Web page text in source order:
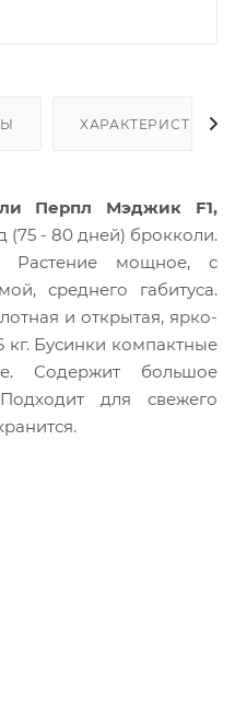
ХАРАКТЕРИСТИКИ
Перпл Мэджик F1,
(75 - 80 дней) брокколи.
Растение мощное, с
среднего габитуса.
и открытая, ярко-
кг. Бусинки компактные
Содержит большое
для свежего